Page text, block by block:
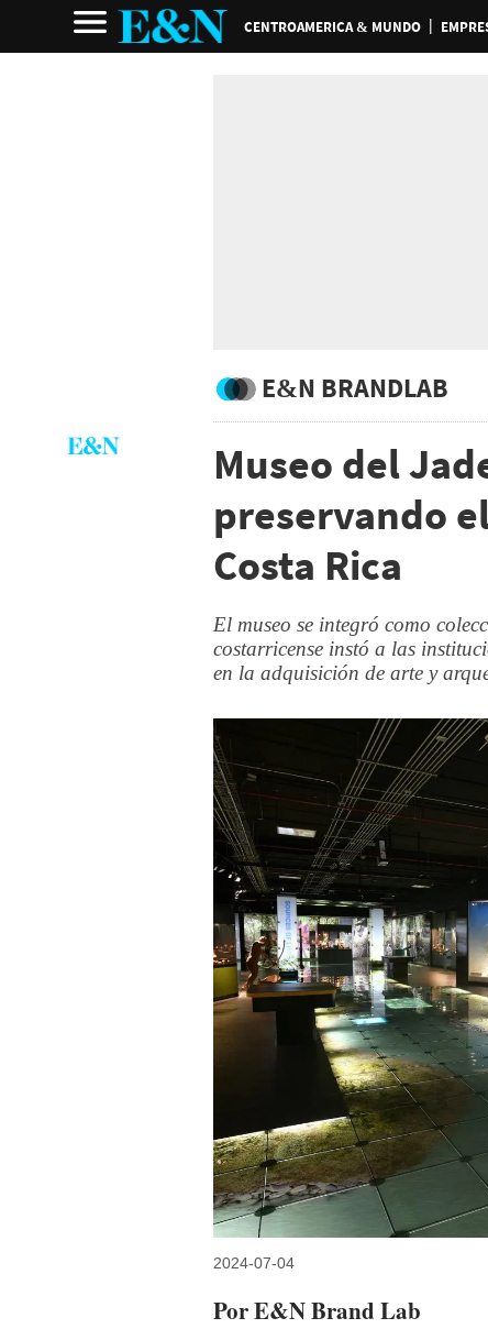
CENTROAMERICA & MUNDO
E&N BRANDLAB
Museo del
preservando
Costa Rica
El museo se integró como
costarricense instó a las
en la adquisición de arte y
2024-07-04
Por E&N Brand Lab